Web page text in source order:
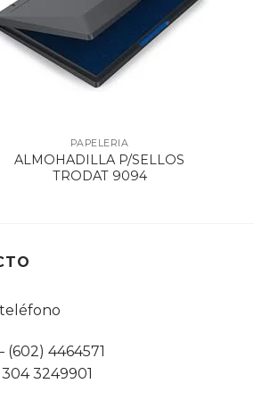
PAPELERIA
ALMOHADILLA P/SELLOS
TRODAT 9094
4464571
3249901